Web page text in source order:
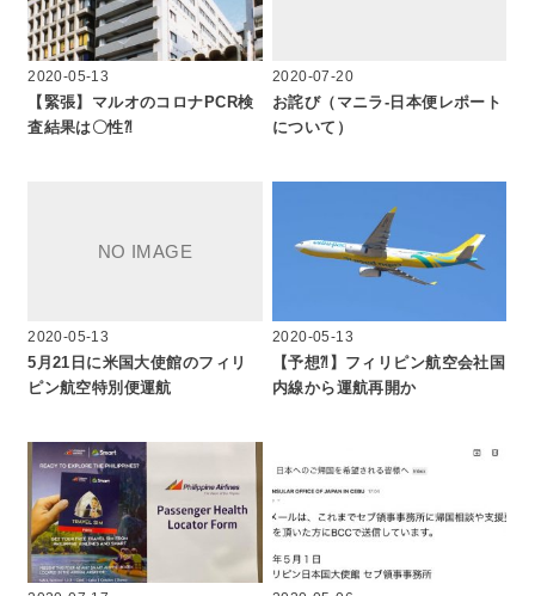
2020-05-13
【緊張】マルオのコロナPCR検
査結果は〇性⁈
2020-07-20
お詫び（マニラ‐日本便レポート
について）
2020-05-13
5月21日に米国大使館のフィリ
ピン航空特別便運航
2020-05-13
【予想⁈】フィリピン航空会社国
内線から運航再開か